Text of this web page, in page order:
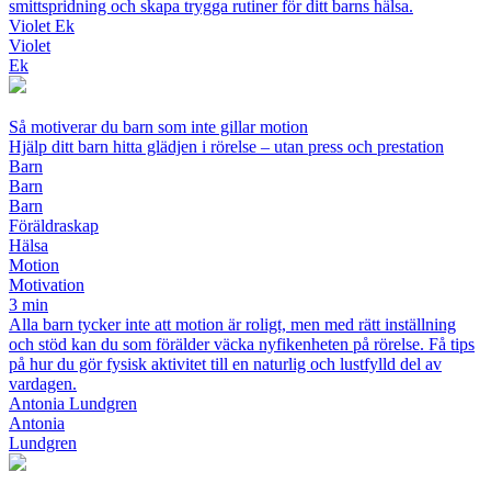
smittspridning och skapa trygga rutiner för ditt barns hälsa.
Violet Ek
Violet
Ek
Så motiverar du barn som inte gillar motion
Hjälp ditt barn hitta glädjen i rörelse – utan press och prestation
Barn
Barn
Barn
Föräldraskap
Hälsa
Motion
Motivation
3 min
Alla barn tycker inte att motion är roligt, men med rätt inställning
och stöd kan du som förälder väcka nyfikenheten på rörelse. Få tips
på hur du gör fysisk aktivitet till en naturlig och lustfylld del av
vardagen.
Antonia Lundgren
Antonia
Lundgren